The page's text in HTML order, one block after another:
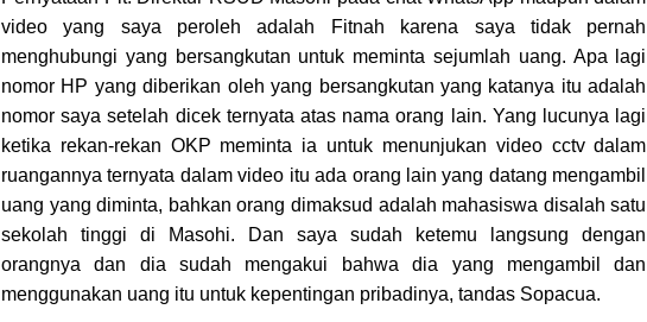
video yang saya peroleh adalah Fitnah karena saya tidak pernah
menghubungi yang bersangkutan untuk meminta sejumlah uang. Apa lagi
nomor HP yang diberikan oleh yang bersangkutan yang katanya itu adalah
nomor saya setelah dicek ternyata atas nama orang lain. Yang lucunya lagi
ketika rekan-rekan OKP meminta ia untuk menunjukan video cctv dalam
ruangannya ternyata dalam video itu ada orang lain yang datang mengambil
uang yang diminta, bahkan orang dimaksud adalah mahasiswa disalah satu
sekolah tinggi di Masohi. Dan saya sudah ketemu langsung dengan
orangnya dan dia sudah mengakui bahwa dia yang mengambil dan
menggunakan uang itu untuk kepentingan pribadinya, tandas Sopacua.